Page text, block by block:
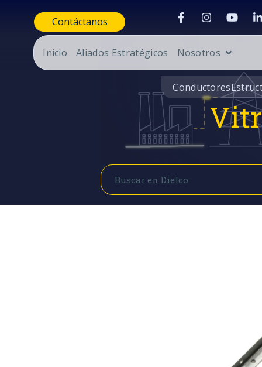
Contáctanos
Inicio Aliados Estratégicos Nosotros
Conductores
Buscar